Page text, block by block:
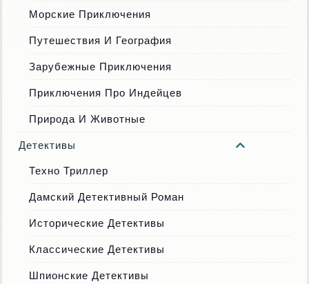
Морские Приключения
Путешествия И География
Зарубежные Приключения
Приключения Про Индейцев
Природа И Животные
Детективы
Техно Триллер
Дамский Детективный Роман
Исторические Детективы
Классические Детективы
Шпионские Детективы